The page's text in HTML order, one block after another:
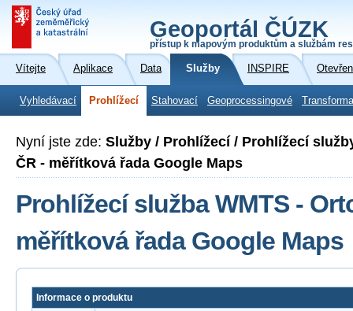
Geoportál ČÚZK
přístup k mapovým produktům a službám
Vítejte Aplikace Data Služby INSPIRE
Vyhledávací Prohlížecí Stahovací Geoprocessingové
Nyní jste zde: Služby / Prohlížecí / Prohlížecí
ČR - měřítková řada Google Maps
Prohlížecí služba WMTS -
měřítková řada Google Maps
Informace o produktu